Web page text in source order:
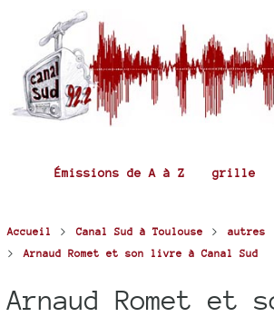
Émissions de A à Z grille
Accueil > Canal Sud à Toulouse > autres
> Arnaud Romet et son livre à Canal Sud
Arnaud Romet et